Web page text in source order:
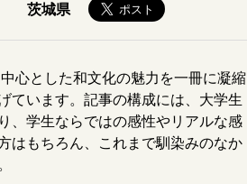
茨城県
心とした和文化の魅力を一冊に凝縮
ています。記事の構成には、大学生
、学生ならではの感性やリアルな感
はもちろん、これまで馴染みのなか